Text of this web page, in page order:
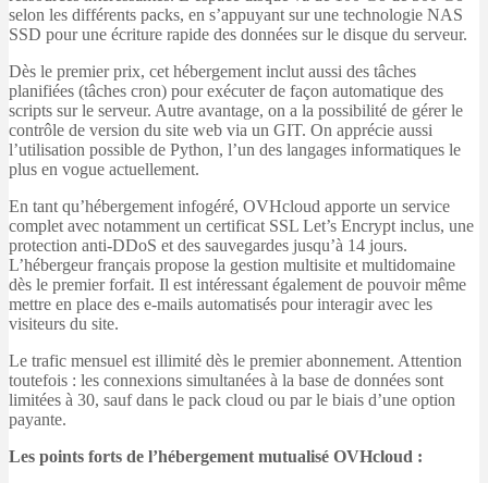
selon les différents packs, en s’appuyant sur une technologie NAS
SSD pour une écriture rapide des données sur le disque du serveur.
Dès le premier prix, cet hébergement inclut aussi des tâches
planifiées (tâches cron) pour exécuter de façon automatique des
scripts sur le serveur. Autre avantage, on a la possibilité de gérer le
contrôle de version du site web via un GIT. On apprécie aussi
l’utilisation possible de Python, l’un des langages informatiques le
plus en vogue actuellement.
En tant qu’hébergement infogéré, OVHcloud apporte un service
complet avec notamment un certificat SSL Let’s Encrypt inclus, une
protection anti-DDoS et des sauvegardes jusqu’à 14 jours.
L’hébergeur français propose la gestion multisite et multidomaine
dès le premier forfait. Il est intéressant également de pouvoir même
mettre en place des e-mails automatisés pour interagir avec les
visiteurs du site.
Le trafic mensuel est illimité dès le premier abonnement. Attention
toutefois : les connexions simultanées à la base de données sont
limitées à 30, sauf dans le pack cloud ou par le biais d’une option
payante.
Les points forts de l’hébergement mutualisé OVHcloud :